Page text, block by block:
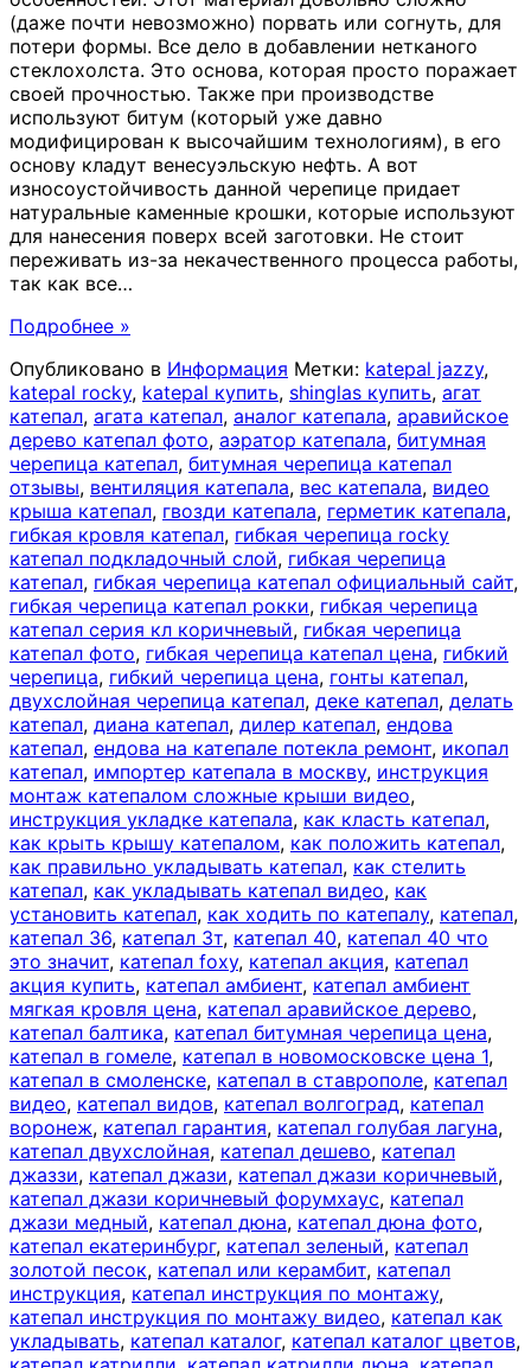
(даже почти невозможно) порвать или согнуть, для
потери формы. Все дело в добавлении нетканого
стеклохолста. Это основа, которая просто поражает
своей прочностью. Также при производстве
используют битум (который уже давно
модифицирован к высочайшим технологиям), в его
основу кладут венесуэльскую нефть. А вот
износоустойчивость данной черепице придает
натуральные каменные крошки, которые используют
для нанесения поверх всей заготовки. Не стоит
переживать из-за некачественного процесса работы,
так как все…
Подробнее »
Опубликовано в Информация Метки: katepal jazzy,
katepal rocky, katepal купить, shinglas купить, агат
катепал, агата катепал, аналог катепала, аравийское
дерево катепал фото, аэратор катепала, битумная
черепица катепал, битумная черепица катепал
отзывы, вентиляция катепала, вес катепала, видео
крыша катепал, гвозди катепала, герметик катепала,
гибкая кровля катепал, гибкая черепица rocky
катепал подкладочный слой, гибкая черепица
катепал, гибкая черепица катепал официальный сайт,
гибкая черепица катепал рокки, гибкая черепица
катепал серия кл коричневый, гибкая черепица
катепал фото, гибкая черепица катепал цена, гибкий
черепица, гибкий черепица цена, гонты катепал,
двухслойная черепица катепал, деке катепал, делать
катепал, диана катепал, дилер катепал, ендова
катепал, ендова на катепале потекла ремонт, икопал
катепал, импортер катепала в москву, инструкция
монтаж катепалом сложные крыши видео,
инструкция укладке катепала, как класть катепал,
как крыть крышу катепалом, как положить катепал,
как правильно укладывать катепал, как стелить
катепал, как укладывать катепал видео, как
установить катепал, как ходить по катепалу, катепал,
катепал 36, катепал 3т, катепал 40, катепал 40 что
это значит, катепал foxy, катепал акция, катепал
акция купить, катепал амбиент, катепал амбиент
мягкая кровля цена, катепал аравийское дерево,
катепал балтика, катепал битумная черепица цена,
катепал в гомеле, катепал в новомосковске цена 1,
катепал в смоленске, катепал в ставрополе, катепал
видео, катепал видов, катепал волгоград, катепал
воронеж, катепал гарантия, катепал голубая лагуна,
катепал двухслойная, катепал дешево, катепал
джаззи, катепал джази, катепал джази коричневый,
катепал джази коричневый форумхаус, катепал
джази медный, катепал дюна, катепал дюна фото,
катепал екатеринбург, катепал зеленый, катепал
золотой песок, катепал или керамбит, катепал
инструкция, катепал инструкция по монтажу,
катепал инструкция по монтажу видео, катепал как
укладывать, катепал каталог, катепал каталог цветов,